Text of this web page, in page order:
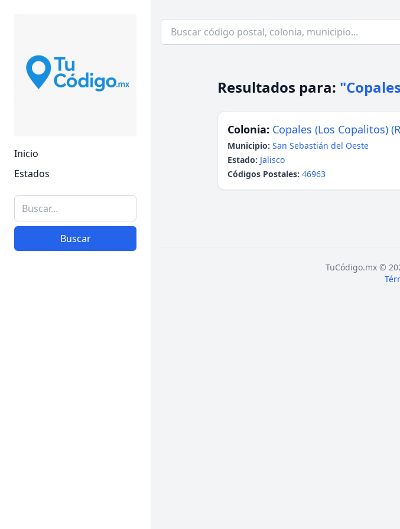
Inicio
Estados
Buscar
Resultados para:
Colonia: Copales (Los Copalitos)
Municipio: San Sebastián del Oeste
Estado: Jalisco
Códigos Postales: 46963
TuCódigo.mx ©